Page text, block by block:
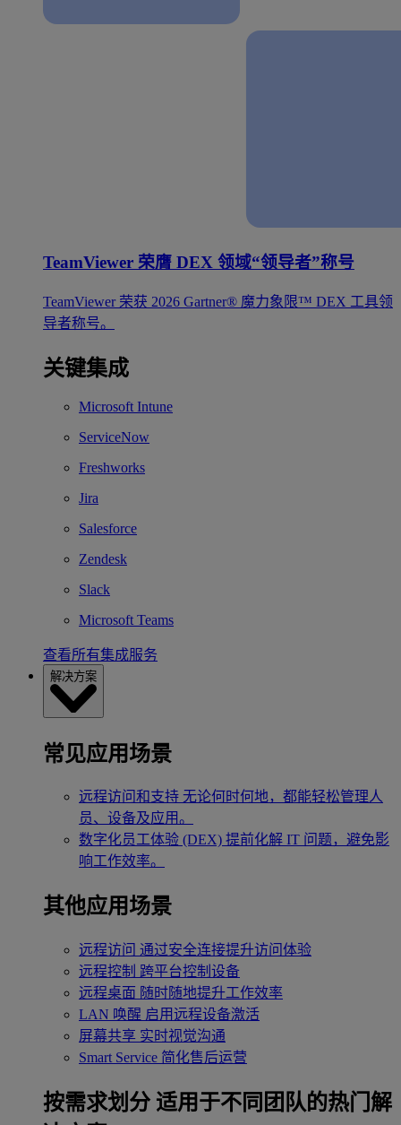
TeamViewer 荣膺 DEX 领域“领导者”称号
TeamViewer 荣获 2026 Gartner® 魔力象限™ DEX 工具领
导者称号。
关键集成
Microsoft Intune
ServiceNow
Freshworks
Jira
Salesforce
Zendesk
Slack
Microsoft Teams
查看所有集成服务
解决方案
常见应用场景
远程访问和支持 无论何时何地，都能轻松管理人
员、设备及应用。
数字化员工体验 (DEX) 提前化解 IT 问题，避免影
响工作效率。
其他应用场景
远程访问 通过安全连接提升访问体验
远程控制 跨平台控制设备
远程桌面 随时随地提升工作效率
LAN 唤醒 启用远程设备激活
屏幕共享 实时视觉沟通
Smart Service 简化售后运营
按需求划分 适用于不同团队的热门解